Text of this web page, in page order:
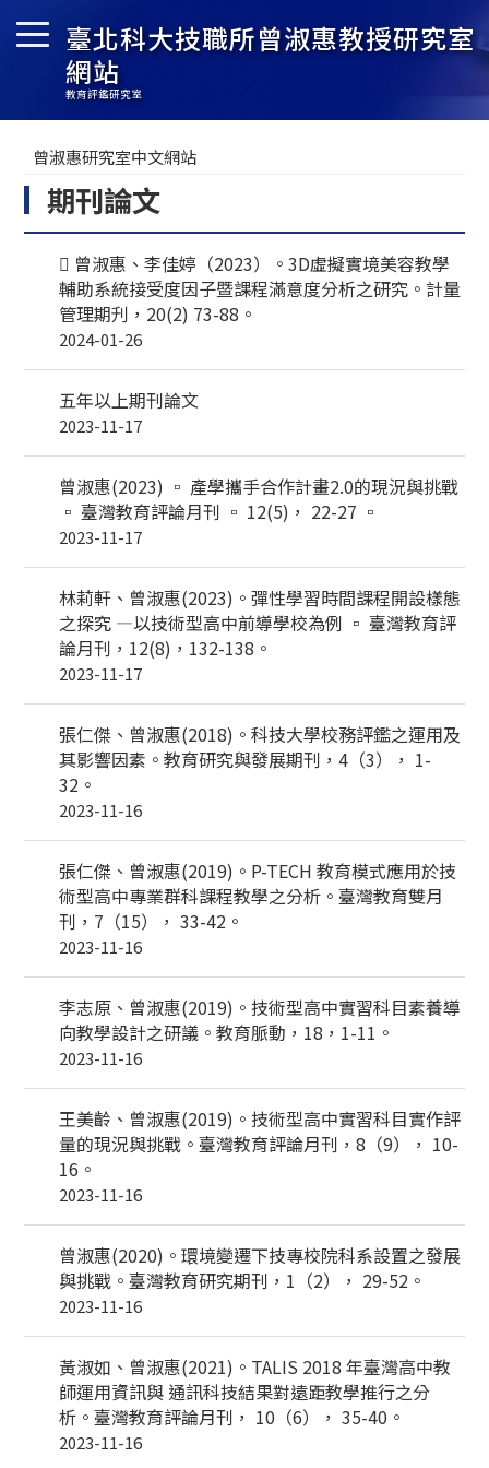
臺北科大技職所曾淑惠教授研究室
網站
教育評鑑研究室
曾淑惠研究室中文網站
期刊論文
 曾淑惠、李佳婷（2023）。3D虛擬實境美容教學
輔助系統接受度因子暨課程滿意度分析之研究。計量
管理期刋，20(2) 73-88。
2024-01-26
五年以上期刊論文
2023-11-17
曾淑惠(2023) ▫ 產學攜手合作計畫2.0的現況與挑戰
▫ 臺灣教育評論月刊 ▫ 12(5)， 22-27 ▫
2023-11-17
林莉軒、曾淑惠(2023)。彈性學習時間課程開設樣態
之探究 —以技術型高中前導學校為例 ▫ 臺灣教育評
論月刊，12(8)，132-138。
2023-11-17
張仁傑、曾淑惠(2018)。科技大學校務評鑑之運用及
其影響因素。教育研究與發展期刊，4（3）， 1-
32。
2023-11-16
張仁傑、曾淑惠(2019)。P-TECH 教育模式應用於技
術型高中專業群科課程教學之分析。臺灣教育雙月
刊，7（15）， 33-42。
2023-11-16
李志原、曾淑惠(2019)。技術型高中實習科目素養導
向教學設計之研議。教育脈動，18，1-11。
2023-11-16
王美齡、曾淑惠(2019)。技術型高中實習科目實作評
量的現況與挑戰。臺灣教育評論月刊，8（9）， 10-
16。
2023-11-16
曾淑惠(2020)。環境變遷下技專校院科系設置之發展
與挑戰。臺灣教育研究期刊，1（2）， 29-52。
2023-11-16
黃淑如、曾淑惠(2021)。TALIS 2018 年臺灣高中教
師運用資訊與 通訊科技結果對遠距教學推行之分
析。臺灣教育評論月刊， 10（6）， 35-40。
2023-11-16